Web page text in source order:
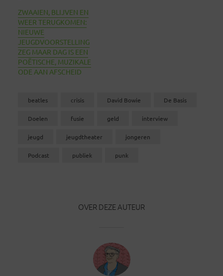
ZWAAIEN, BLIJVEN EN
WEER TERUGKOMEN:
NIEUWE
JEUGDVOORSTELLING
ZEG MAAR DAG IS EEN
POËTISCHE, MUZIKALE
ODE AAN AFSCHEID
beatles crisis David Bowie De Basis
Doelen fusie geld interview
jeugd jeugdtheater jongeren
Podcast publiek punk
OVER DEZE AUTEUR